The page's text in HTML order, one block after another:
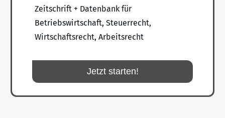
Zeitschrift + Datenbank für
Betriebswirtschaft, Steuerrecht,
Wirtschaftsrecht, Arbeitsrecht
Jetzt starten!